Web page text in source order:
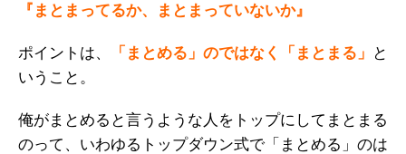
『まとまってるか、まとまっていないか』
ポイントは、 「まとめる」のではなく「まとまる」
と
いうこと。
俺がまとめると言うような人をトップにしてまとまる
のって、いわゆるトップダウン式で「まとめる」のは